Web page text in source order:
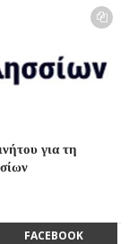
για τη
FACEBOOK